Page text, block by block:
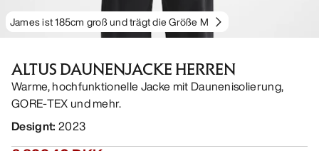
James ist 185cm groß und trägt die Größe M
ALTUS DAUNENJACKE HERREN
Warme, hochfunktionelle Jacke mit Daunenisolierung,
GORE-TEX und mehr.
Designt: 2023